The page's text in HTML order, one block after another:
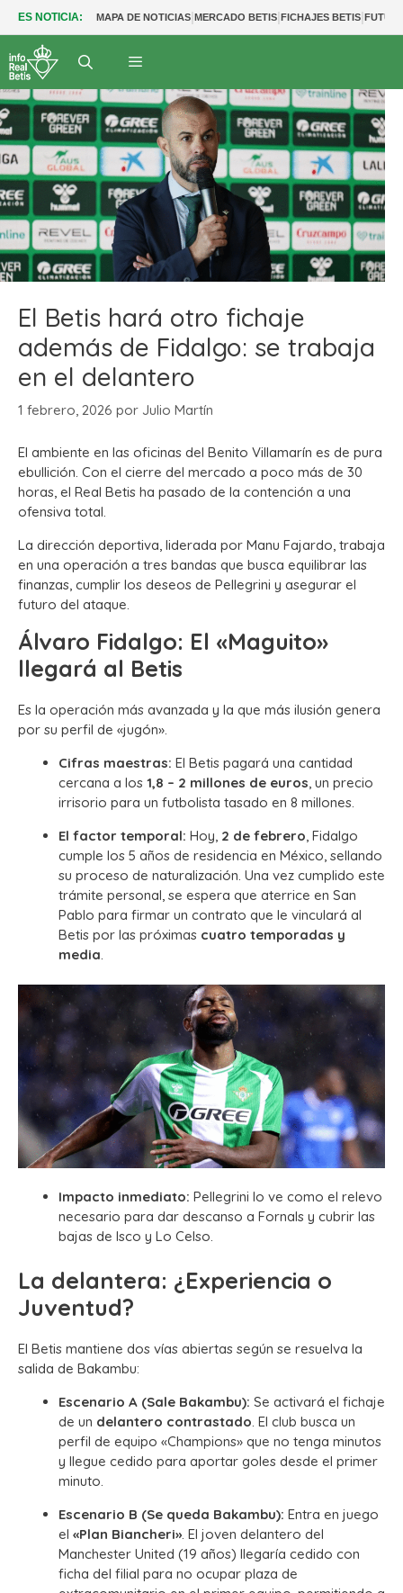
ES NOTICIA: MAPA DE NOTICIAS|MERCADO BETIS|FICHAJES BETIS|
El Betis hará otro fichaje
además de Fidalgo: se trabaja
en el delantero
1 febrero, 2026 por Julio Martín
El ambiente en las oficinas del Benito Villamarín es de pura
ebullición. Con el cierre del mercado a poco más de 30
horas, el Real Betis ha pasado de la contención a una
ofensiva total.
La dirección deportiva, liderada por Manu Fajardo, trabaja
en una operación a tres bandas que busca equilibrar las
finanzas, cumplir los deseos de Pellegrini y asegurar el
futuro del ataque.
Álvaro Fidalgo: El «Maguito»
llegará al Betis
Es la operación más avanzada y la que más ilusión genera
por su perfil de «jugón».
Cifras maestras: El Betis pagará una cantidad
cercana a los 1,8 – 2 millones de euros , un precio
irrisorio para un futbolista tasado en 8 millones.
El factor temporal: Hoy, 2 de febrero , Fidalgo
cumple los 5 años de residencia en México, sellando
su proceso de naturalización. Una vez cumplido este
trámite personal, se espera que aterrice en San
Pablo para firmar un contrato que le vinculará al
Betis por las próximas cuatro temporadas y
media
Impacto inmediato: Pellegrini lo ve como el relevo
necesario para dar descanso a Fornals y cubrir las
bajas de Isco y Lo Celso.
La delantera: ¿Experiencia o
Juventud?
El Betis mantiene dos vías abiertas según se resuelva la
salida de Bakambu:
Escenario A (Sale Bakambu): Se activará el fichaje
de un delantero contrastado . El club busca un
perfil de equipo «Champions» que no tenga minutos
y llegue cedido para aportar goles desde el primer
minuto.
Escenario B (Se queda Bakambu): Entra en juego
el «Plan Biancheri» . El joven delantero del
Manchester United (19 años) llegaría cedido con
ficha del filial para no ocupar plaza de